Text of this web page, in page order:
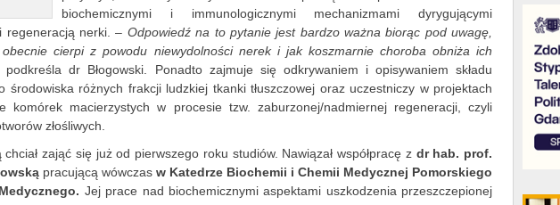
biochemicznymi i immunologicznymi mechanizmami dyrygującymi
regeneracją nerki. – Odpowiedź na to pytanie jest bardzo ważna biorąc pod uwagę,
cierpi z powodu niewydolności nerek i jak koszmarnie choroba obniża ich
podkreśla dr Błogowski. Ponadto zajmuje się odkrywaniem i opisywaniem składu
środowiska różnych frakcji ludzkiej tkanki tłuszczowej oraz uczestniczy w projektach
komórek macierzystych w procesie tzw. zaburzonej/nadmiernej regeneracji, czyli
złośliwych.
zająć się już od pierwszego roku studiów. Nawiązał współpracę z dr hab. prof.
pracującą wówczas w Katedrze Biochemii i Chemii Medycznej Pomorskiego
Jej prace nad biochemicznymi aspektami uszkodzenia przeszczepionej